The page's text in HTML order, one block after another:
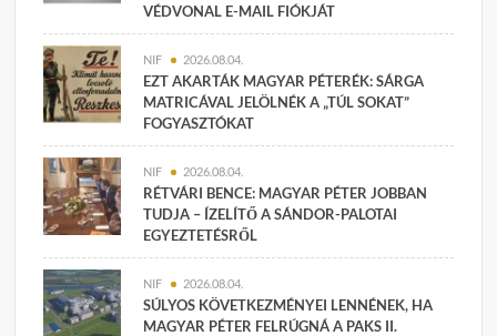
VÉDVONAL E-MAIL FIÓKJÁT
NIF 2026.08.04.
EZT AKARTÁK MAGYAR PÉTERÉK: SÁRGA
MATRICÁVAL JELÖLNÉK A „TÚL SOKAT”
FOGYASZTÓKAT
NIF 2026.08.04.
RÉTVÁRI BENCE: MAGYAR PÉTER JOBBAN
TUDJA – ÍZELÍTŐ A SÁNDOR-PALOTAI
EGYEZTETÉSRŐL
NIF 2026.08.04.
SÚLYOS KÖVETKEZMÉNYEI LENNÉNEK, HA
MAGYAR PÉTER FELRÚGNÁ A PAKS II.